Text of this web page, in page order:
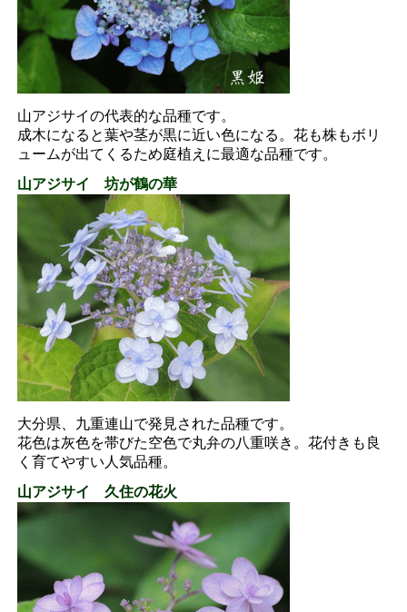
山アジサイの代表的な品種です。
成木になると葉や茎が黒に近い色になる。花も株もボリ
ュームが出てくるため庭植えに最適な品種です。
山アジサイ 坊が鶴の華
大分県、九重連山で発見された品種です。
花色は灰色を帯びた空色で丸弁の八重咲き。花付きも良
く育てやすい人気品種。
山アジサイ 久住の花火